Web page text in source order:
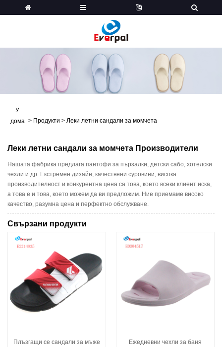
У
дома > Продукти > Леки летни сандали за момчета
Леки летни сандали за момчета Производители
Нашата фабрика предлага пантофи за пързалки, детски сабо, хотелски
чехли и др. Екстремен дизайн, качествени суровини, висока
производителност и конкурентна цена са това, което всеки клиент иска,
а това е и това, което можем да ви предложим. Ние приемаме високо
качество, разумна цена и перфектно обслужване.
Свързани продукти
Плъзгащи се сандали за мъже Ежедневни чехли за баня